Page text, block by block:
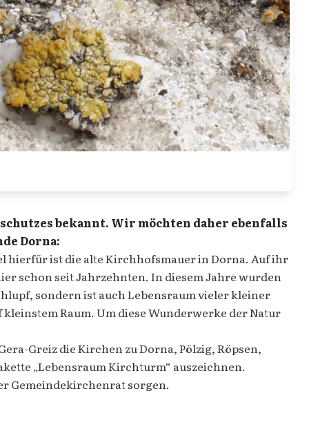
bekannt. Wir möchten daher ebenfalls
Dorna:
hierfür ist die alte Kirchhofsmauer in Dorna. Auf ihr
schon seit Jahrzehnten. In diesem Jahre wurden
sondern ist auch Lebensraum vieler kleiner
Raum. Um diese Wunderwerke der Natur
Greiz die Kirchen zu Dorna, Pölzig, Röpsen,
„Lebensraum Kirchturm“ auszeichnen.
Gemeindekirchenrat sorgen.